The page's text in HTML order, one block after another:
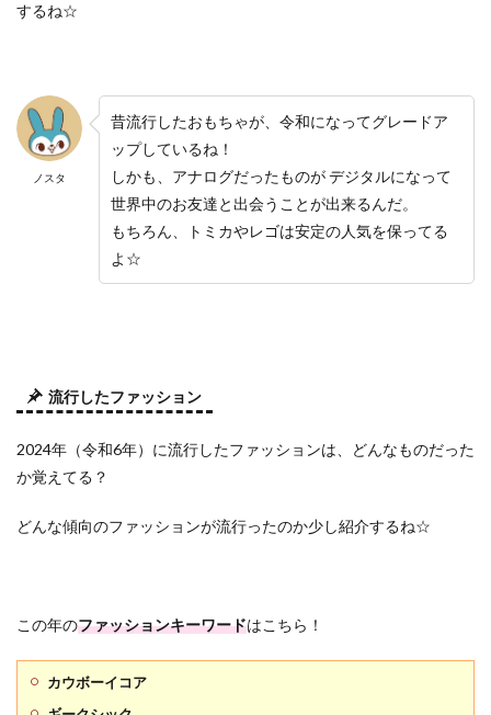
するね☆
ノスタ
昔流行したおもちゃが、令和になってグレードア
ップしているね！
しかも、アナログだったものが デジタルになって
世界中のお友達と出会うことが出来るんだ。
もちろん、トミカやレゴは安定の人気を保ってる
よ☆
流行したファッション
2024年（令和6年）に流行したファッションは、どんなものだった
か覚えてる？
どんな傾向のファッションが流行ったのか少し紹介するね☆
この年のファッションキーワードはこちら！
カウボーイコア